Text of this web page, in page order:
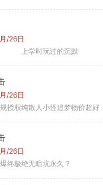
/26日
学时玩过的沉默
/26日
授权纯散人小怪追梦物价超好
/26日
终极绝无暗坑永久？